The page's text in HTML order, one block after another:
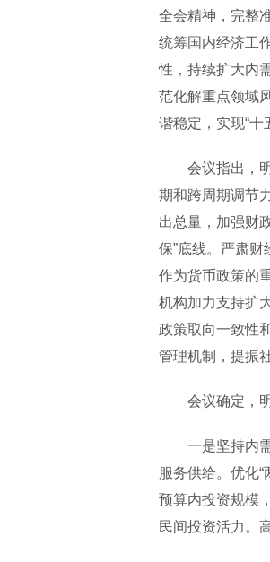
全会精神，完整
统筹国内经济工
性，持续扩大内
范化解重点领域
谐稳定，实现“十
会议指出，明
期和跨周期调节
出总量，加强财
保”底线。严肃
作为货币政策的
机构加力支持扩
政策取向一致性
管理机制，提振
会议确定，明
一是坚持内需
服务供给。优化
预算内投资规模
民间投资活力。